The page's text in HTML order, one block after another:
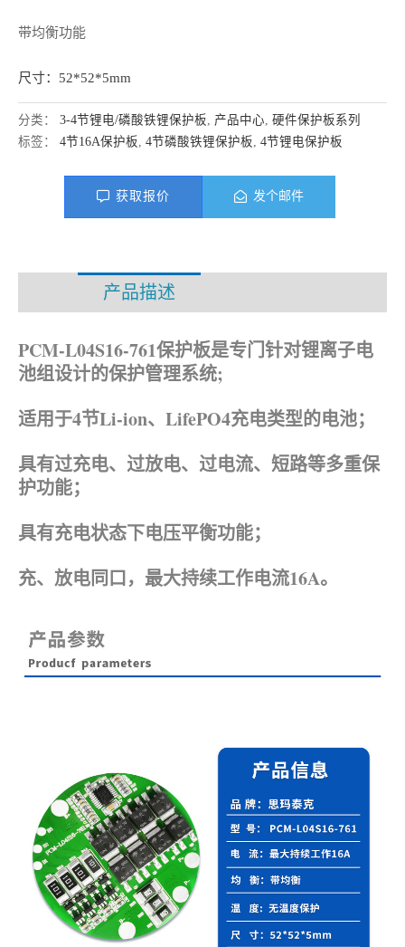
带均衡功能
尺寸：52*52*5mm
分类： 3-4节锂电/磷酸铁锂保护板 产品中心 硬件保护板系列
标签： 4节16A保护板 4节磷酸铁锂保护板 4节锂电保护板
获取报价 发个邮件
产品描述
PCM-L04S16-761保护板是专门针对锂离子电
池组设计的保护管理系统;
适用于4节Li-ion、 LifePO4充电类型的电池；
具有过充电、过放电、过电流、短路等多重保
护功能；
具有充电状态下电压平衡功能；
充、放电同口，最大持续工作电流16A。